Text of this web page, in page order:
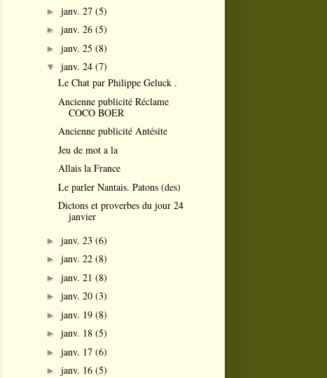
► janv. 27 (5)
► janv. 26 (5)
► janv. 25 (8)
▼ janv. 24 (7)
Le Chat par Philippe Geluck .
Ancienne publicité Réclame
COCO BOER
Ancienne publicité Antésite
Jeu de mot a la
Allais la France
Le parler Nantais. Patons (des)
Dictons et proverbes du jour 24
janvier
► janv. 23 (6)
► janv. 22 (8)
► janv. 21 (8)
► janv. 20 (3)
► janv. 19 (8)
► janv. 18 (5)
► janv. 17 (6)
► janv. 16 (5)